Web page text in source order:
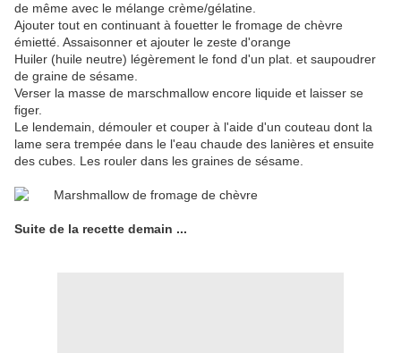
de même avec le mélange crème/gélatine.
Ajouter tout en continuant à fouetter le fromage de chèvre
émietté. Assaisonner et ajouter le zeste d'orange
Huiler (huile neutre) légèrement le fond d'un plat. et saupoudrer
de graine de sésame.
Verser la masse de marschmallow encore liquide et laisser se
figer.
Le lendemain, démouler et couper à l'aide d'un couteau dont la
lame sera trempée dans le l'eau chaude des lanières et ensuite
des cubes. Les rouler dans les graines de sésame.
Suite de la recette demain ...